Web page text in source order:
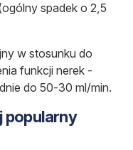
spadek o 2,5
w stosunku do
funkcji nerek -
do 50-30 ml/min.
popularny